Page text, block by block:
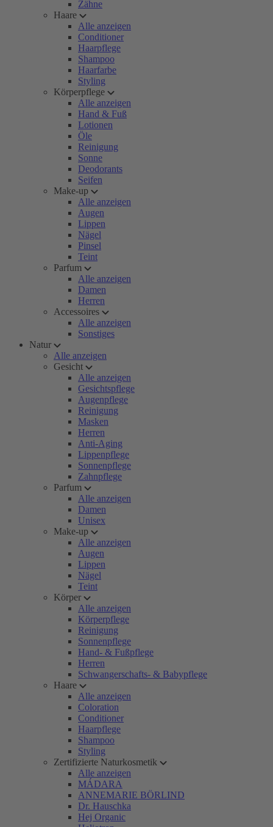
Zähne
Haare
Alle anzeigen
Conditioner
Haarpflege
Shampoo
Haarfarbe
Styling
Körperpflege
Alle anzeigen
Hand & Fuß
Lotionen
Öle
Reinigung
Sonne
Deodorants
Seifen
Make-up
Alle anzeigen
Augen
Lippen
Nägel
Pinsel
Teint
Parfum
Alle anzeigen
Damen
Herren
Accessoires
Alle anzeigen
Sonstiges
Natur
Alle anzeigen
Gesicht
Alle anzeigen
Gesichtspflege
Augenpflege
Reinigung
Masken
Herren
Anti-Aging
Lippenpflege
Sonnenpflege
Zahnpflege
Parfum
Alle anzeigen
Damen
Unisex
Make-up
Alle anzeigen
Augen
Lippen
Nägel
Teint
Körper
Alle anzeigen
Körperpflege
Reinigung
Sonnenpflege
Hand- & Fußpflege
Herren
Schwangerschafts- & Babypflege
Haare
Alle anzeigen
Coloration
Conditioner
Haarpflege
Shampoo
Styling
Zertifizierte Naturkosmetik
Alle anzeigen
MÁDARA
ANNEMARIE BÖRLIND
Dr. Hauschka
Hej Organic